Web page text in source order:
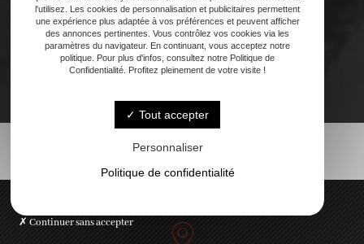
l'utilisez. Les cookies de personnalisation et publicitaires permettent
une expérience plus adaptée à vos préférences et peuvent afficher
des annonces pertinentes. Vous contrôlez vos cookies via les
paramètres du navigateur. En continuant, vous acceptez notre
politique. Pour plus d'infos, consultez notre Politique de
Confidentialité. Profitez pleinement de votre visite !
Tout accepter
Personnaliser
Politique de confidentialité
Continuer sans accepter